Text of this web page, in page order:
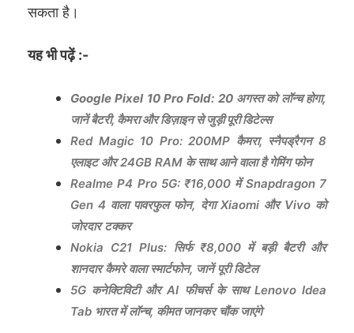
सकता है।
यह भी पढ़ें :-
Google Pixel 10 Pro Fold: 20 अगस्त को लॉन्च होगा,
जानें बैटरी, कैमरा और डिज़ाइन से जुड़ी पूरी डिटेल्स
Red Magic 10 Pro: 200MP कैमरा, स्नैपड्रैगन 8
एलाइट और 24GB RAM के साथ आने वाला है गेमिंग फोन
Realme P4 Pro 5G: ₹16,000 में Snapdragon 7
Gen 4 वाला पावरफुल फोन, देगा Xiaomi और Vivo को
जोरदार टक्कर
Nokia C21 Plus: सिर्फ ₹8,000 में बड़ी बैटरी और
शानदार कैमरे वाला स्मार्टफोन, जानें पूरी डिटेल
5G कनेक्टिविटी और AI फीचर्स के साथ Lenovo Idea
Tab भारत में लॉन्च, कीमत जानकर चौंक जाएंगे